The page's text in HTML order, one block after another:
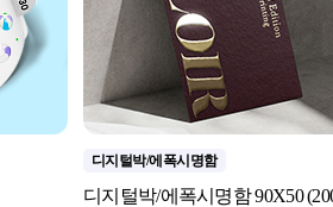
디지털박/에폭시명함
디지털박/에폭시명함 90X50